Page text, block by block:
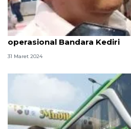
Pemprov Jatim koordinasi
operasional Bandara Kediri
31 Maret 2024